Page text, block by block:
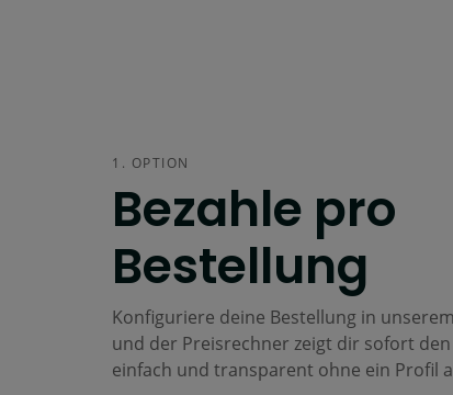
Bezahle pro
Bestellung
1. OPTION
Konfiguriere deine Bestellung in
und der Preisrechner zeigt dir sofort den
einfach und transparent ohne ein Profil